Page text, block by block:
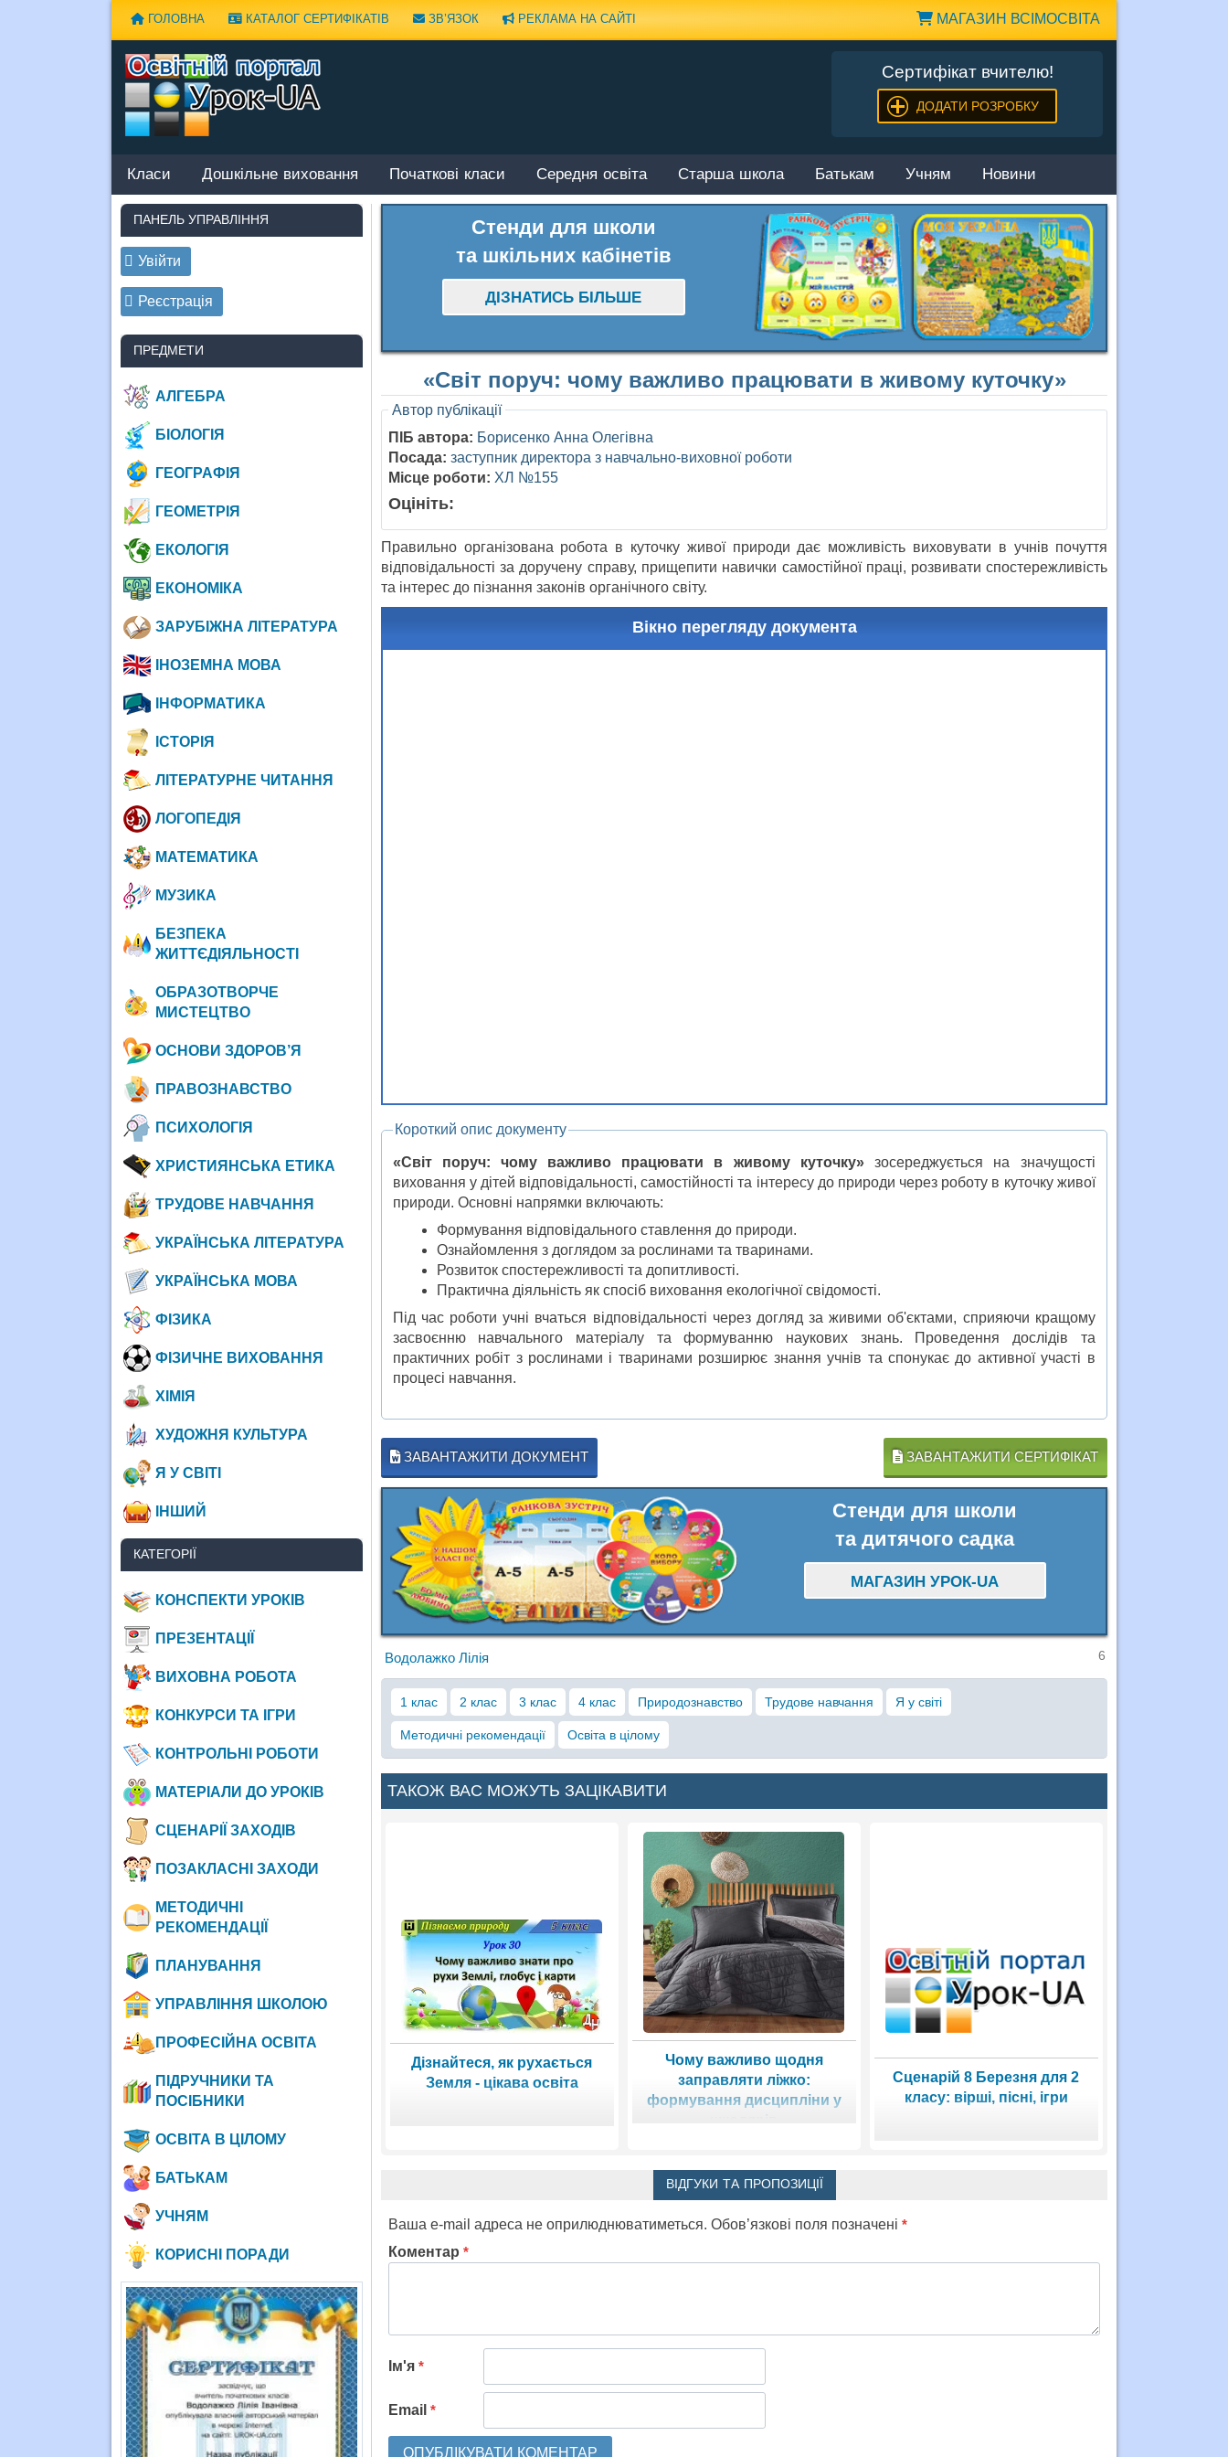
МАГАЗИН ВСІМОСВІТА
ГОЛОВНА КАТАЛОГ СЕРТИФІКАТІВ ЗВ’ЯЗОК РЕКЛАМА НА САЙТІ
Сертифікат вчителю!
ДОДАТИ РОЗРОБКУ
Класи Дошкільне виховання Початкові класи Середня освіта Старша школа Батькам Учням Новини
Стенди для школи
та шкільних кабінетів
ДІЗНАТИСЬ БІЛЬШЕ
«Світ поруч: чому важливо працювати в живому куточку»
Автор публікації
ПІБ автора: Борисенко Анна Олегівна
Посада: заступник директора з навчально-виховної роботи
Місце роботи: ХЛ №155
Оцініть:
Правильно організована робота в куточку живої природи дає можливість виховувати в учнів почуття
відповідальності за доручену справу, прищепити навички самостійної праці, розвивати спостережливість
та інтерес до пізнання законів органічного світу.
Вікно перегляду документа
Короткий опис документу
«Світ поруч: чому важливо працювати в живому куточку»зосереджується на значущості
виховання у дітей відповідальності, самостійності та інтересу до природи через роботу в куточку живої
природи. Основні напрямки включають:
Формування відповідального ставлення до природи.
Ознайомлення з доглядом за рослинами та тваринами.
Розвиток спостережливості та допитливості.
Практична діяльність як спосіб виховання екологічної свідомості.
Під час роботи учні вчаться відповідальності через догляд за живими об'єктами, сприяючи кращому
засвоєнню навчального матеріалу та формуванню наукових знань. Проведення дослідів та
практичних робіт з рослинами і тваринами розширює знання учнів та спонукає до активної участі в
процесі навчання.
ЗАВАНТАЖИТИ ДОКУМЕНТ ЗАВАНТАЖИТИ СЕРТИФІКАТ
Стенди для школи
та дитячого садка
МАГАЗИН УРОК-UA
Водолажко Лілія 6
1 клас 2 клас 3 клас 4 клас Природознавство Трудове навчання Я у світі
Методичні рекомендації Освіта в цілому
ТАКОЖ ВАС МОЖУТЬ ЗАЦІКАВИТИ
Дізнайтеся, як рухається
Земля - цікава освіта
Чому важливо щодня
заправляти ліжко:
формування дисципліни у
школярів
Сценарій 8 Березня для 2
класу: вірші, пісні, ігри
ВІДГУКИ ТА ПРОПОЗИЦІЇ
Ваша e-mail адреса не оприлюднюватиметься. Обов’язкові поля позначені *
Коментар *
Ім'я *
Email *
ПАНЕЛЬ УПРАВЛІННЯ
Увійти
Реєстрація
ПРЕДМЕТИ
АЛГЕБРА
БІОЛОГІЯ
ГЕОГРАФІЯ
ГЕОМЕТРІЯ
ЕКОЛОГІЯ
ЕКОНОМІКА
ЗАРУБІЖНА ЛІТЕРАТУРА
ІНОЗЕМНА МОВА
ІНФОРМАТИКА
ІСТОРІЯ
ЛІТЕРАТУРНЕ ЧИТАННЯ
ЛОГОПЕДІЯ
МАТЕМАТИКА
МУЗИКА
БЕЗПЕКА
ЖИТТЄДІЯЛЬНОСТІ
ОБРАЗОТВОРЧЕ
МИСТЕЦТВО
ОСНОВИ ЗДОРОВ’Я
ПРАВОЗНАВСТВО
ПСИХОЛОГІЯ
ХРИСТИЯНСЬКА ЕТИКА
ТРУДОВЕ НАВЧАННЯ
УКРАЇНСЬКА ЛІТЕРАТУРА
УКРАЇНСЬКА МОВА
ФІЗИКА
ФІЗИЧНЕ ВИХОВАННЯ
ХІМІЯ
ХУДОЖНЯ КУЛЬТУРА
Я У СВІТІ
ІНШИЙ
КАТЕГОРІЇ
КОНСПЕКТИ УРОКІВ
ПРЕЗЕНТАЦІЇ
ВИХОВНА РОБОТА
КОНКУРСИ ТА ІГРИ
КОНТРОЛЬНІ РОБОТИ
МАТЕРІАЛИ ДО УРОКІВ
СЦЕНАРІЇ ЗАХОДІВ
ПОЗАКЛАСНІ ЗАХОДИ
МЕТОДИЧНІ
РЕКОМЕНДАЦІЇ
ПЛАНУВАННЯ
УПРАВЛІННЯ ШКОЛОЮ
ПРОФЕСІЙНА ОСВІТА
ПІДРУЧНИКИ ТА
ПОСІБНИКИ
ОСВІТА В ЦІЛОМУ
БАТЬКАМ
УЧНЯМ
КОРИСНІ ПОРАДИ